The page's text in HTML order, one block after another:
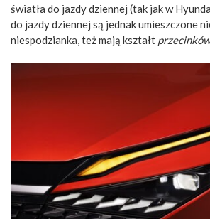
światła do jazdy dziennej (tak jak wHy
do jazdy dziennej są jednak umieszczone
niespodzianka, też mają kształt przecinków